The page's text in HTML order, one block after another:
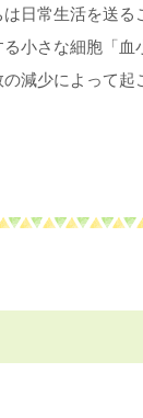
日常生活を送る
小さな細胞「血
減少によって起